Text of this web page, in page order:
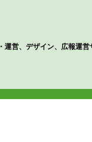
営、デザイン、広報運営